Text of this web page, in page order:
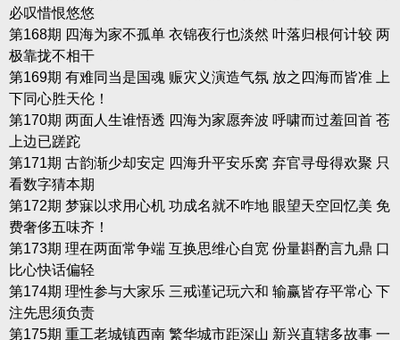
必叹惜恨悠悠
第168期 四海为家不孤单 衣锦夜行也淡然 叶落归根何计较 两
极靠拢不相干
第169期 有难同当是国魂 赈灾义演造气氛 放之四海而皆准 上
下同心胜天伦！
第170期 两面人生谁悟透 四海为家愿奔波 呼啸而过羞回首 苍
上边已蹉跎
第171期 古韵渐少却安定 四海升平安乐窝 弃官寻母得欢聚 只
看数字猜本期
第172期 梦寐以求用心机 功成名就不咋地 眼望天空回忆美 免
费奢侈五味齐！
第173期 理在两面常争端 互换思维心自宽 份量斟酌言九鼎 口
比心快话偏轻
第174期 理性参与大家乐 三戒谨记玩六和 输赢皆存平常心 下
注先思须负责
第175期 重工老城镇西南 繁华城市距深山 新兴直辖多故事 一